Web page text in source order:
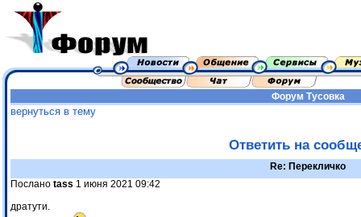
Форум Тусовка
вернуться в тему
Ответить на
Re: Перекличко
Послано tass 1 июня 2021 09:42
дратути.